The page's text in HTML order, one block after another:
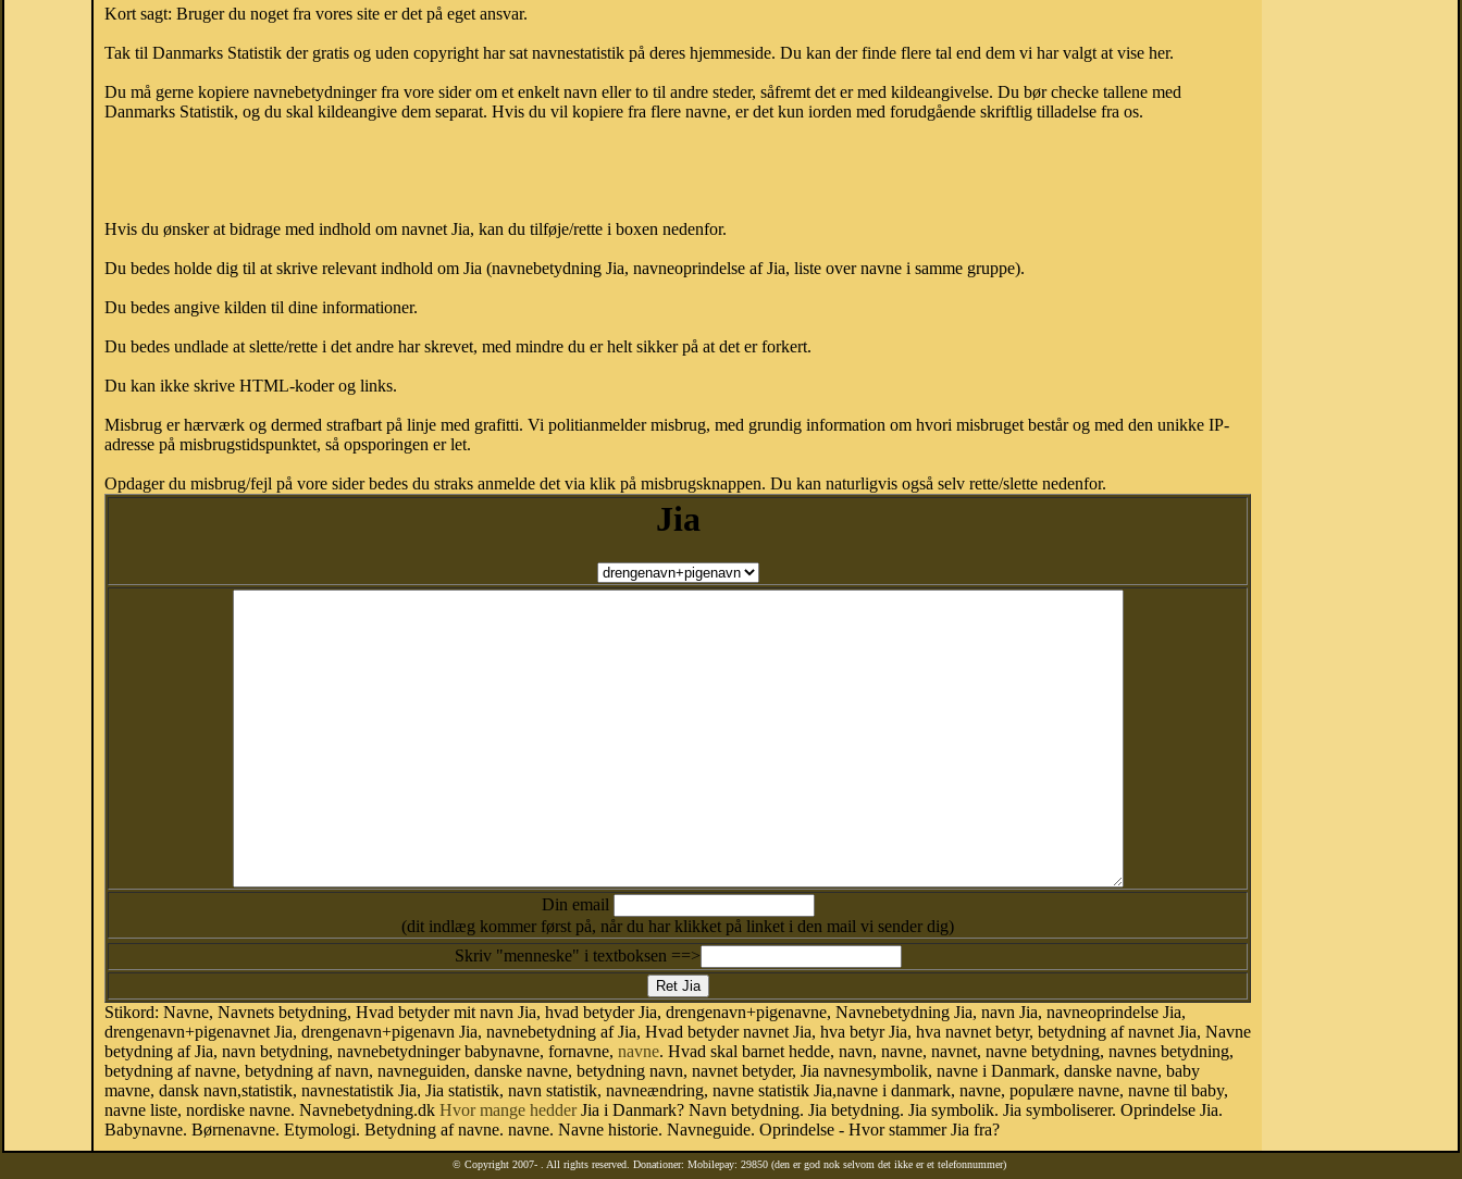
Kort sagt: Bruger du noget fra vores site er det på eget ansvar.
Tak til Danmarks Statistik der gratis og uden copyright har sat navnestatistik på deres hjemmeside. Du kan der finde flere tal end dem vi har valgt at vise her.
Du må gerne kopiere navnebetydninger fra vore sider om et enkelt navn eller to til andre steder, såfremt det er med kildeangivelse. Du bør checke tallene med
Danmarks Statistik, og du skal kildeangive dem separat. Hvis du vil kopiere fra flere navne, er det kun iorden med forudgående skriftlig tilladelse fra os.
Hvis du ønsker at bidrage med indhold om navnet Jia, kan du tilføje/rette i boxen nedenfor.
Du bedes holde dig til at skrive relevant indhold om Jia (navnebetydning Jia, navneoprindelse af Jia, liste over navne i samme gruppe).
Du bedes angive kilden til dine informationer.
Du bedes undlade at slette/rette i det andre har skrevet, med mindre du er helt sikker på at det er forkert.
Du kan ikke skrive HTML-koder og links.
Misbrug er hærværk og dermed strafbart på linje med grafitti. Vi politianmelder misbrug, med grundig information om hvori misbruget består og med den unikke IP-
adresse på misbrugstidspunktet, så opsporingen er let.
Opdager du misbrug/fejl på vore sider bedes du straks anmelde det via klik på misbrugsknappen. Du kan naturligvis også selv rette/slette nedenfor.
Jia
Din email
(dit indlæg kommer først på, når du har klikket på linket i den mail vi sender dig)
Skriv "menneske" i textboksen ==>
Stikord: Navne, Navnets betydning, Hvad betyder mit navn Jia, hvad betyder Jia, drengenavn+pigenavne, Navnebetydning Jia, navn Jia, navneoprindelse Jia,
drengenavn+pigenavnet Jia, drengenavn+pigenavn Jia, navnebetydning af Jia, Hvad betyder navnet Jia, hva betyr Jia, hva navnet betyr, betydning af navnet Jia, Navne
betydning af Jia, navn betydning, navnebetydninger babynavne, fornavne, navne. Hvad skal barnet hedde, navn, navne, navnet, navne betydning, navnes betydning,
betydning af navne, betydning af navn, navneguiden, danske navne, betydning navn, navnet betyder, Jia navnesymbolik, navne i Danmark, danske navne, baby
mavne, dansk navn,statistik, navnestatistik Jia, Jia statistik, navn statistik, navneændring, navne statistik Jia,navne i danmark, navne, populære navne, navne til baby,
navne liste, nordiske navne. Navnebetydning.dk Hvor mange hedderJia i Danmark? Navn betydning. Jia betydning. Jia symbolik. Jia symboliserer. Oprindelse Jia.
Babynavne. Børnenavne. Etymologi. Betydning af navne. navne. Navne historie. Navneguide. Oprindelse - Hvor stammer Jia fra?
© Copyright 2007- . All rights reserved. Donationer: Mobilepay: 29850 (den er god nok selvom det ikke er et telefonnummer)